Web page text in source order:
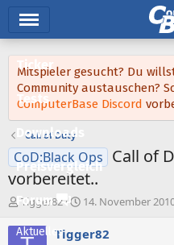
Ticker
Tests
Downloads
Preisvergleich
Forum
Aktuelles
Mitspieler gesucht? Du
Community austauschen?
ComputerBase Discord
Call of Duty
CoD:Black Ops Call of
vorbereitet..
E
s
Tigger82
E
s
14. November
Tigger82